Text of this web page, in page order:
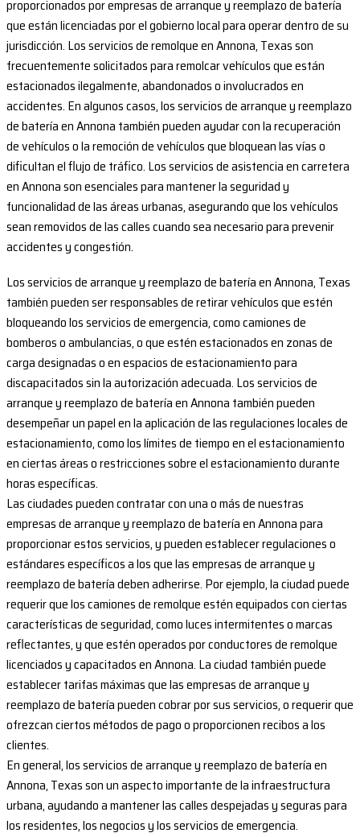
proporcionados por empresas de arranque y reemplazo de batería
que están licenciadas por el gobierno local para operar dentro de su
jurisdicción. Los servicios de remolque en Annona, Texas son
frecuentemente solicitados para remolcar vehículos que están
estacionados ilegalmente, abandonados o involucrados en
accidentes. En algunos casos, los servicios de arranque y reemplazo
de batería en Annona también pueden ayudar con la recuperación
de vehículos o la remoción de vehículos que bloquean las vías o
dificultan el flujo de tráfico. Los servicios de asistencia en carretera
en Annona son esenciales para mantener la seguridad y
funcionalidad de las áreas urbanas, asegurando que los vehículos
sean removidos de las calles cuando sea necesario para prevenir
accidentes y congestión.
Los servicios de arranque y reemplazo de batería en Annona, Texas
también pueden ser responsables de retirar vehículos que estén
bloqueando los servicios de emergencia, como camiones de
bomberos o ambulancias, o que estén estacionados en zonas de
carga designadas o en espacios de estacionamiento para
discapacitados sin la autorización adecuada. Los servicios de
arranque y reemplazo de batería en Annona también pueden
desempeñar un papel en la aplicación de las regulaciones locales de
estacionamiento, como los límites de tiempo en el estacionamiento
en ciertas áreas o restricciones sobre el estacionamiento durante
horas específicas.
Las ciudades pueden contratar con una o más de nuestras
empresas de arranque y reemplazo de batería en Annona para
proporcionar estos servicios, y pueden establecer regulaciones o
estándares específicos a los que las empresas de arranque y
reemplazo de batería deben adherirse. Por ejemplo, la ciudad puede
requerir que los camiones de remolque estén equipados con ciertas
características de seguridad, como luces intermitentes o marcas
reflectantes, y que estén operados por conductores de remolque
licenciados y capacitados en Annona. La ciudad también puede
establecer tarifas máximas que las empresas de arranque y
reemplazo de batería pueden cobrar por sus servicios, o requerir que
ofrezcan ciertos métodos de pago o proporcionen recibos a los
clientes.
En general, los servicios de arranque y reemplazo de batería en
Annona, Texas son un aspecto importante de la infraestructura
urbana, ayudando a mantener las calles despejadas y seguras para
los residentes, los negocios y los servicios de emergencia.